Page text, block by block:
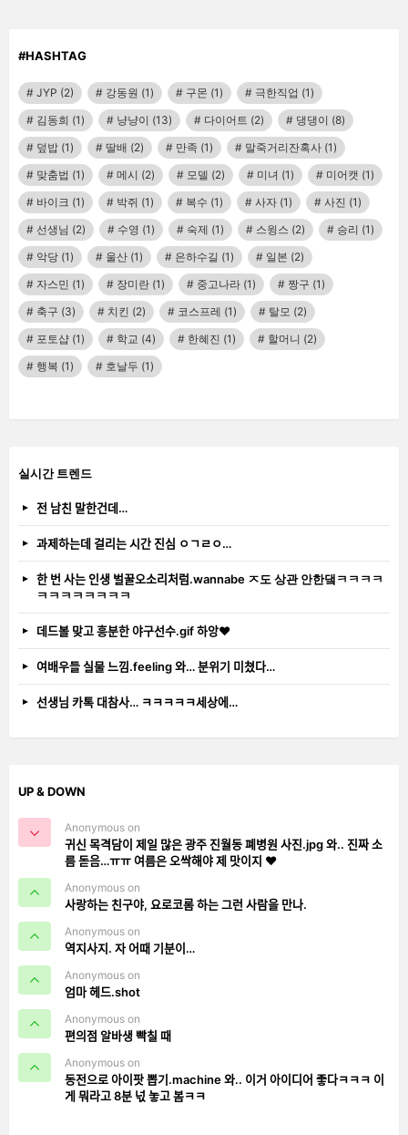
#HASHTAG
JYP (2) 강동원 (1) 구몬 (1) 극한직업 (1)
김동희 (1) 냥냥이 (13) 다이어트 (2) 댕댕이 (8)
덮밥 (1) 딸배 (2) 만족 (1) 말죽거리잔혹사 (1)
맞춤법 (1) 메시 (2) 모델 (2) 미녀 (1) 미어캣 (1)
바이크 (1) 박쥐 (1) 복수 (1) 사자 (1) 사진 (1)
선생님 (2) 수영 (1) 숙제 (1) 스윙스 (2) 승리 (1)
악당 (1) 울산 (1) 은하수길 (1) 일본 (2)
자스민 (1) 장미란 (1) 중고나라 (1) 짱구 (1)
축구 (3) 치킨 (2) 코스프레 (1) 탈모 (2)
포토샵 (1) 학교 (4) 한혜진 (1) 할머니 (2)
행복 (1) 호날두 (1)
실시간 트렌드
전 남친 말한건데…
과제하는데 걸리는 시간 진심 ㅇㄱㄹㅇ…
한 번 사는 인생 벌꿀오소리처럼.wannabe ㅈ도 상관 안한댘ㅋㅋㅋㅋ
ㅋㅋㅋㅋㅋㅋㅋㅋ
데드볼 맞고 흥분한 야구선수.gif 하앙❤️
여배우들 실물 느낌.feeling 와… 분위기 미쳤다…
선생님 카톡 대참사… ㅋㅋㅋㅋㅋ세상에…
UP & DOWN
Anonymous on
귀신 목격담이 제일 많은 광주 진월동 폐병원 사진.jpg 와.. 진짜 소
름 돋음…ㅠㅠ 여름은 오싹해야 제 맛이지 ❤️
Anonymous on
사랑하는 친구야, 요로코롬 하는 그런 사람을 만나.
Anonymous on
역지사지. 자 어때 기분이…
Anonymous on
엄마 헤드.shot
Anonymous on
편의점 알바생 빡칠 때
Anonymous on
동전으로 아이팟 뽑기.machine 와.. 이거 아이디어 좋다ㅋㅋㅋ 이
게 뭐라고 8분 넋 놓고 봄ㅋㅋ